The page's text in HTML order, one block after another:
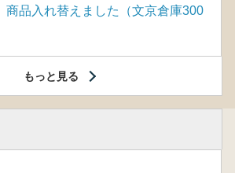
品入れ替えました（文京倉庫300
もっと見る